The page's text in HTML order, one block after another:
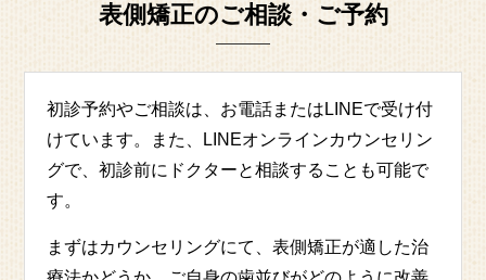
表側矯正のご相談・ご予約
初診予約やご相談は、お電話またはLINEで受け付
けています。また、LINEオンラインカウンセリン
グで、初診前にドクターと相談することも可能で
す。
まずはカウンセリングにて、表側矯正が適した治